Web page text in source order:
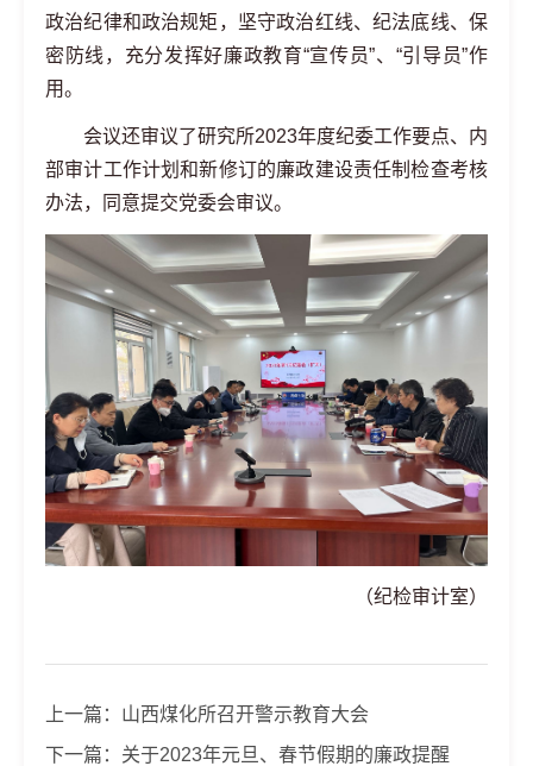
政治纪律和政治规矩，坚守政治红线、纪法底线、保
密防线，充分发挥好廉政教育“宣传员”、“引导员”作
用。
会议还审议了研究所2023年度纪委工作要点、内
部审计工作计划和新修订的廉政建设责任制检查考核
办法，同意提交党委会审议。
（纪检审计室）
上一篇： 山西煤化所召开警示教育大会
下一篇： 关于2023年元旦、春节假期的廉政提醒